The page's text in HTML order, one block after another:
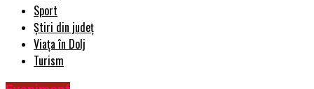
Sport
Știri din județ
Viața în Dolj
Turism